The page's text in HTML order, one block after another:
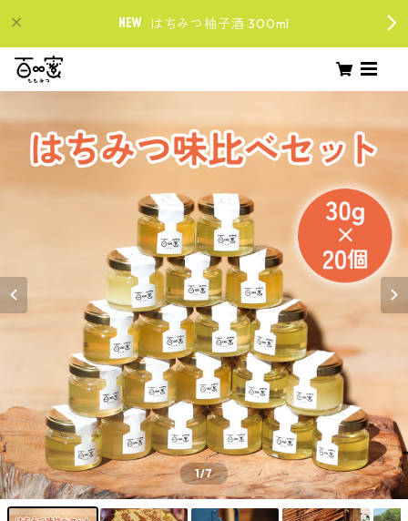
はちみつ柚子酒 300ml
1/7